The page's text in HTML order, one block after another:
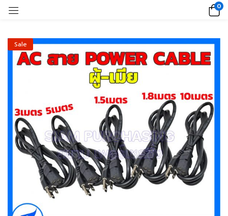
0
Sale